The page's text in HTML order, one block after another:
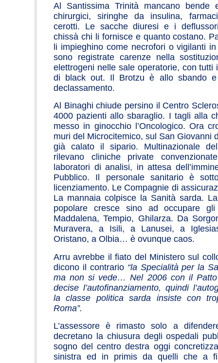
Al Santissima Trinità mancano bende
chirurgici, siringhe da insulina,
cerotti. Le sacche diuresi e i
chissà chi li fornisce e quanto costano.
li impieghino come necrofori o vigilanti
sono registrate carenze nella
elettrogeni nelle sale operatorie, con tutti
di black out. Il Brotzu è allo sbando
declassamento.
Al Binaghi chiude persino il Centro
4000 pazienti allo sbaraglio. I tagli alla
messo in ginocchio l’Oncologico. Ora
muri del Microcitemico, sul San Giovanni
già calato il sipario. Multinazionale
rilevano cliniche private
laboratori di analisi, in attesa
Pubblico. Il personale sanitario è
licenziamento. Le Compagnie di
La mannaia colpisce la Sanità sarda.
popolare cresce sino ad occupare
Maddalena, Tempio, Ghilarza. Da
Muravera, a Isili, a Lanusei, a
Oristano, a Olbia… è ovunque caos.
Arru avrebbe il fiato del Ministero sul
dicono il contrario “la Specialità per la
ma non si vede… Nel 2006 con il Patto
decise l’autofinanziamento, quindi
la classe politica sarda insiste con
Roma”.
L’assessore è rimasto solo a
decretano la chiusura degli ospedali
sogno del centro destra oggi
sinistra ed in primis da quelli che a